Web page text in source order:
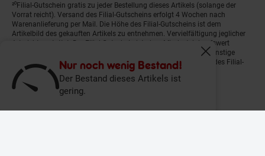
Nur noch wenig Bestand!
Der Bestand dieses Artikels ist
gering.
Fenster
²⁰Filial-Gutschein gratis zu jeder Bestellung dieses Artikels (solange der
Vorrat reicht). Versand des Filial-Gutscheins erfolgt 4 Wochen nach
Warenanlieferung per Mail. Die Höhe des Filial-Gutscheins ist dem
Artikelbild des gekauften Artikels zu entnehmen. Vervielfältigung jeglicher
Art nicht gestattet. Der Filial-Gutschein ist ohne Mindesteinkaufswert
einlösbar. Nicht mit anderen Aktionsvorteilen (PAYBACK oder sonstige
Shop-Aktionen) kombinierbar. Der jeweilige Gültigkeitszeitraum des Filial-
Gutscheins ist darauf vermerkt.